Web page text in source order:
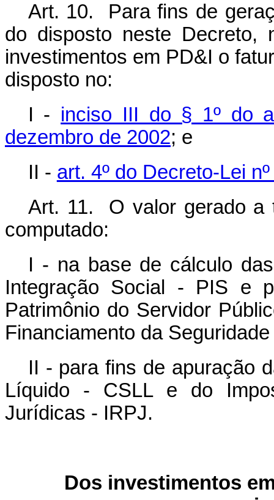
Art. 10. Para fins de
do disposto neste
investimentos em PD&I o
disposto no:
I - inciso III do § 1º do
dezembro de 2002; e
II - art. 4º do Decreto-Lei
Art. 11. O valor gerado a
computado:
I - na base de cálculo
Integração Social - PIS e
Patrimônio do Servidor
Financiamento da
II - para fins de apuração
Líquido - CSLL e do
Jurídicas - IRPJ.
Dos investimentos